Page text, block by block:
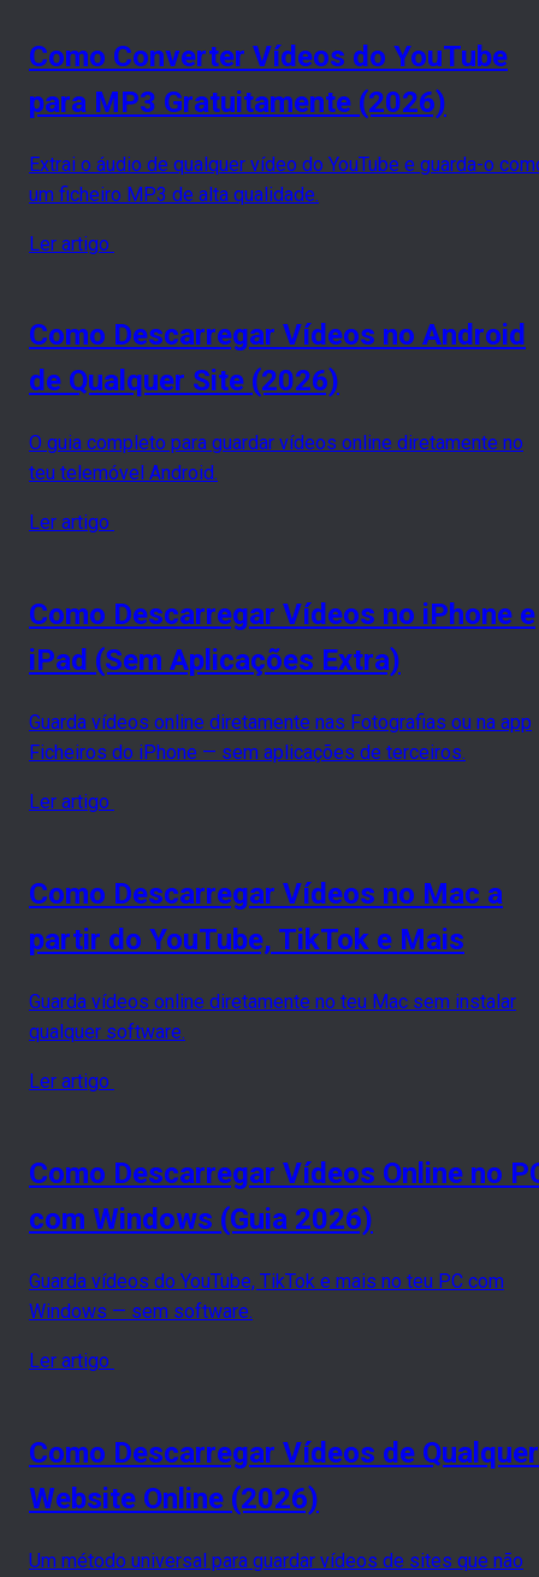
Como Converter Vídeos do YouTube
para MP3 Gratuitamente (2026)
Extrai o áudio de qualquer vídeo do YouTube e guarda-o
um ficheiro MP3 de alta qualidade.
Ler artigo
Como Descarregar Vídeos no Android
de Qualquer Site (2026)
O guia completo para guardar vídeos online diretamente no
teu telemóvel Android.
Ler artigo
Como Descarregar Vídeos no iPhone e
iPad (Sem Aplicações Extra)
Guarda vídeos online diretamente nas Fotografias ou na app
Ficheiros do iPhone — sem aplicações de terceiros.
Ler artigo
Como Descarregar Vídeos no Mac a
partir do YouTube, TikTok e Mais
Guarda vídeos online diretamente no teu Mac sem instalar
qualquer software.
Ler artigo
Como Descarregar Vídeos Online no
com Windows (Guia 2026)
Guarda vídeos do YouTube, TikTok e mais no teu PC com
Windows — sem software.
Ler artigo
Como Descarregar Vídeos de Qualquer
Website Online (2026)
Um método universal para guardar vídeos de sites que não